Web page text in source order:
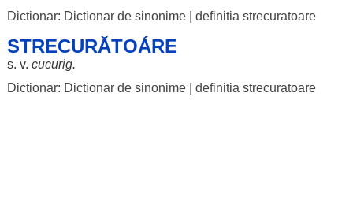
Dictionar: Dictionar de sinonime| definitia strecuratoare
STRECURĂTOÁRE
s. v. cucurig.
Dictionar: Dictionar de sinonime| definitia strecuratoare